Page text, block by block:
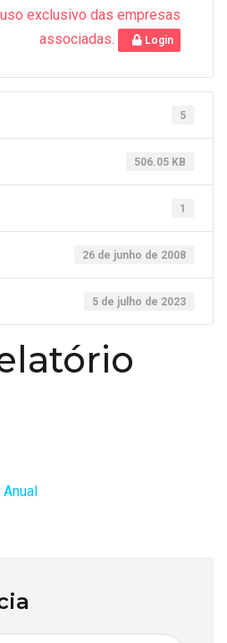
exclusivo das empresas
associadas.
Login
5
506.05 KB
1
26 de junho de 2008
5 de julho de 2023